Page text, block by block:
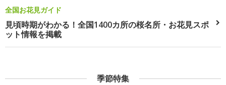
全国お花見ガイド
見頃時期がわかる！全国1400カ所の桜名所・お花見スポ
ット情報を掲載
季節特集